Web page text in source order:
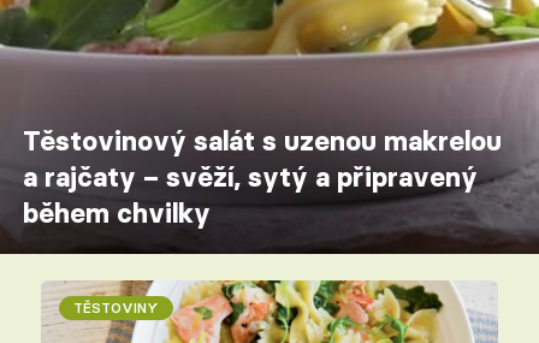
Těstovinový salát s uzenou makrelou
a rajčaty – svěží, sytý a připravený
během chvilky
TĚSTOVINY